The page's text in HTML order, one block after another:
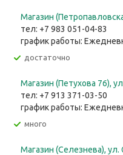
Магазин
тел: +7 983 051-04-83
график работы:
Достаточно
Магазин (Петухова 76),
тел: +7 913 371-03-50
график работы:
Много
Магазин (Селезнева), ул.